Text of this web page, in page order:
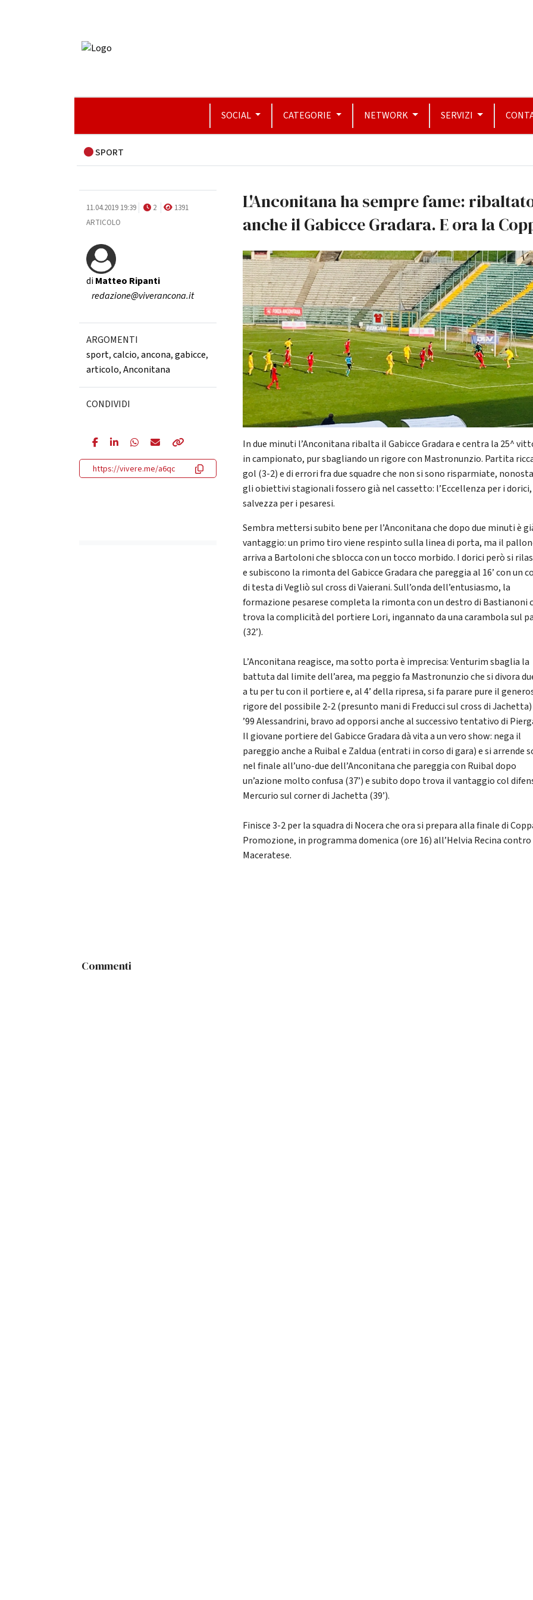
SOCIAL CATEGORIE NETWORK SERVIZI
SPORT
11.04.2019 19:39 2
1391
ARTICOLO
diMatteo Ripanti
redazione@viverancona.it
ARGOMENTI
sport,calcio,ancona,gabicce,
articolo,Anconitana
CONDIVIDI
https://vivere.me/a6qc
L'Anconitana ha sempre fame:
anche il Gabicce Gradara. E ora la
In due minuti l’Anconitana ribalta il Gabicce Gradara e centra la 25^
in campionato, pur sbagliando un rigore con Mastronunzio. Partita
gol (3-2) e di errori fra due squadre che non si sono risparmiate,
gli obiettivi stagionali fossero già nel cassetto: l’Eccellenza per i
salvezza per i pesaresi.
Sembra mettersi subito bene per l’Anconitana che dopo due minuti è
vantaggio: un primo tiro viene respinto sulla linea di porta, ma il
arriva a Bartoloni che sblocca con un tocco morbido. I dorici però si
e subiscono la rimonta del Gabicce Gradara che pareggia al 16’ con un
di testa di Vegliò sul cross di Vaierani. Sull’onda dell’entusiasmo, la
formazione pesarese completa la rimonta con un destro di Bastianoni
trova la complicità del portiere Lori, ingannato da una carambola sul
(32’).
L’Anconitana reagisce, ma sotto porta è imprecisa: Venturim sbaglia la
battuta dal limite dell’area, ma peggio fa Mastronunzio che si divora
a tu per tu con il portiere e, al 4’ della ripresa, si fa parare pure il
rigore del possibile 2-2 (presunto mani di Freducci sul cross di
’99 Alessandrini, bravo ad opporsi anche al successivo tentativo di
Il giovane portiere del Gabicce Gradara dà vita a un vero show: nega il
pareggio anche a Ruibal e Zaldua (entrati in corso di gara) e si arrende
nel finale all’uno-due dell’Anconitana che pareggia con Ruibal dopo
un’azione molto confusa (37’) e subito dopo trova il vantaggio col
Mercurio sul corner di Jachetta (39’).
Finisce 3-2 per la squadra di Nocera che ora si prepara alla finale di
Promozione, in programma domenica (ore 16) all’Helvia Recina
Maceratese.
Commenti